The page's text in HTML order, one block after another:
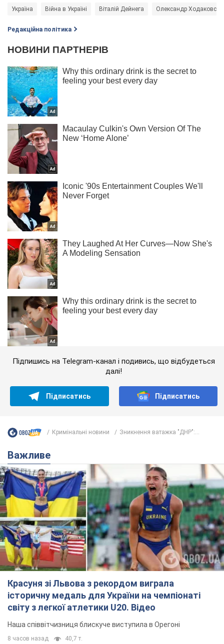
Україна Війна в Україні Віталій Дейнега Олександр
Редакційна політика
Підпишись на Telegram-канал і подивись, що відбудеться
далі!
Підписатись Підписатись
Кримінальні новини Зникнення ватажка "ДНР":...
Важливе
Красуня зі Львова з рекордом виграла
історичну медаль для України на чемпіонаті
світу з легкої атлетики U20. Відео
Наша співвітчизниця блискуче виступила в Орегоні
8 часов назад 40,7 т.